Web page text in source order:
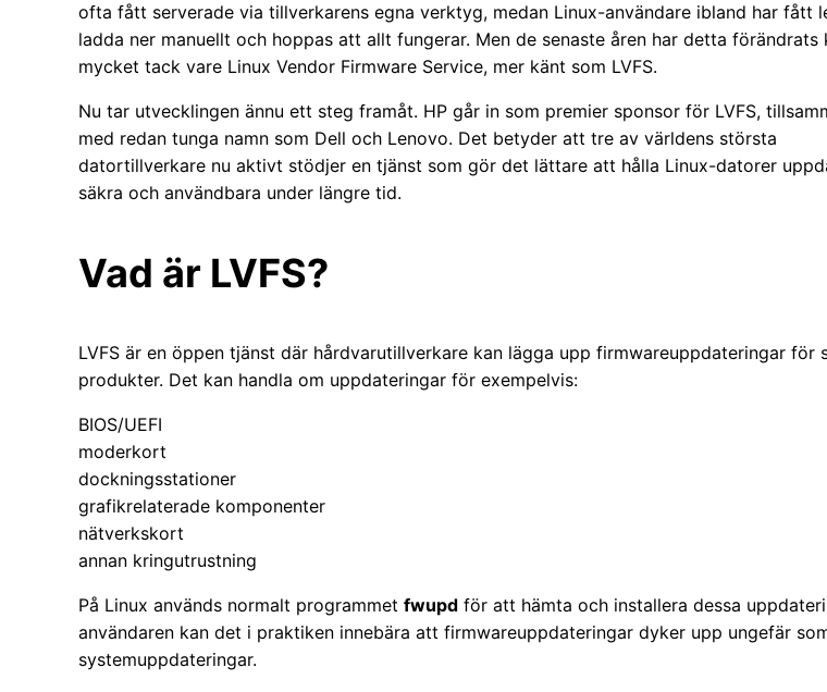
ofta fått serverade via tillverkarens egna verktyg, medan Linux-användare ibland har fått
ladda ner manuellt och hoppas att allt fungerar. Men de senaste åren har detta förändrats
mycket tack vare Linux Vendor Firmware Service, mer känt som LVFS.
Nu tar utvecklingen ännu ett steg framåt. HP går in som premier sponsor för LVFS,
med redan tunga namn som Dell och Lenovo. Det betyder att tre av världens största
datortillverkare nu aktivt stödjer en tjänst som gör det lättare att hålla Linux-datorer
säkra och användbara under längre tid.
Vad är LVFS?
LVFS är en öppen tjänst där hårdvarutillverkare kan lägga upp firmwareuppdateringar för
produkter. Det kan handla om uppdateringar för exempelvis:
BIOS/UEFI
moderkort
dockningsstationer
grafikrelaterade komponenter
nätverkskort
annan kringutrustning
På Linux används normalt programmet fwupd för att hämta och installera dessa
användaren kan det i praktiken innebära att firmwareuppdateringar dyker upp ungefär
systemuppdateringar.